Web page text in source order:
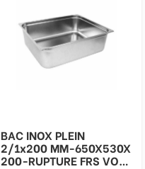
BAC INOX PLEIN
2/1x200 MM-650X530X
200-RUPTURE FRS VOIR